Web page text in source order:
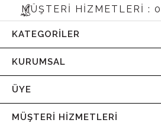
MÜŞTERİ HİZMETLERİ :
KATEGORILER
KURUMSAL
ÜYE
MÜŞTERI HIZMETLERI